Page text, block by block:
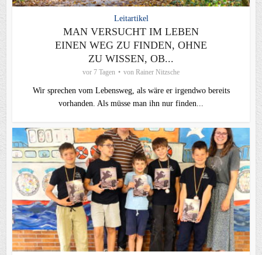
Leitartikel
MAN VERSUCHT IM LEBEN
EINEN WEG ZU FINDEN, OHNE
ZU WISSEN, OB...
vor 7 Tagen von Rainer Nitzsche
Wir sprechen vom Lebensweg, als wäre er irgendwo bereits
vorhanden. Als müsse man ihn nur finden...